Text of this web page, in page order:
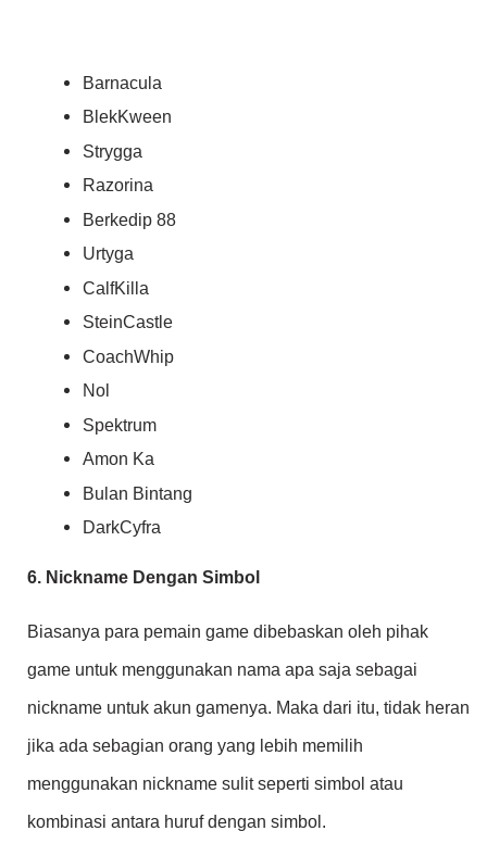
Barnacula
BlekKween
Strygga
Razorina
Berkedip 88
Urtyga
CalfKilla
SteinCastle
CoachWhip
Nol
Spektrum
Amon Ka
Bulan Bintang
DarkCyfra
6. Nickname Dengan Simbol
Biasanya para pemain game dibebaskan oleh pihak
game untuk menggunakan nama apa saja sebagai
nickname untuk akun gamenya. Maka dari itu, tidak heran
jika ada sebagian orang yang lebih memilih
menggunakan nickname sulit seperti simbol atau
kombinasi antara huruf dengan simbol.